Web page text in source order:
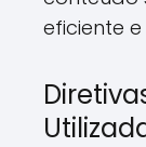
eficiente